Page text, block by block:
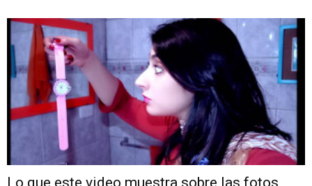
Lo que este video muestra sobre las fotos